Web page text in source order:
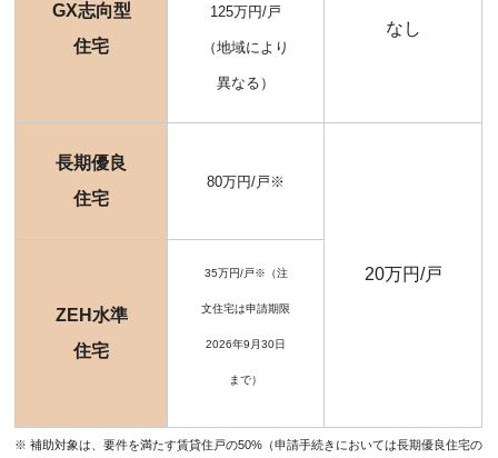
GX志向型
住宅
125万円/戸
（地域により
異なる）
なし
長期優良
住宅
80万円/戸※
20万円/戸
ZEH水準
住宅
35万円/戸※（注
文住宅は申請期限
2026年9月30日
まで）
※ 補助対象は、要件を満たす賃貸住戸の50%（申請手続きにおいては長期優良住宅の